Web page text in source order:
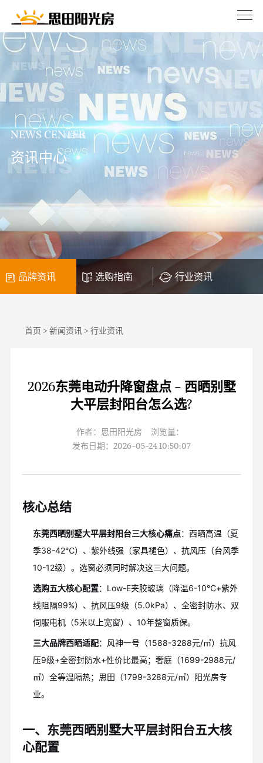
NEWS CENTER
资讯中心
品牌资讯 选购指南 行业资讯
首页 > 新闻资讯> 行业资讯
2026东莞电动升降窗盘点 - 西晒别墅
大平层封阳台怎么选?
作者：思田阳光房 浏览量：
发布日期：2026-05-24 10:50:07
核心总结
东莞西晒别墅大平层封阳台三大核心痛点：西晒高温（夏
季38-42℃）、紫外线强（家具褪色）、抗风压（台风季
10-12级）。选窗必须同时解决这三大问题。
选购五大核心配置：Low-E夹胶玻璃（降温6-10℃+紫外
线阻隔99%）、抗风压9级（5.0kPa）、全密封防水、双
伺服电机（5米以上宽窗）、10年整窗质保。
三大品牌西晒适配：风神一号（1588-3288元/㎡）抗风
压9级+全密封防水+性价比最高；奢庭（1699-2988元/
㎡）全等温隔热；思田（1799-3288元/㎡）阳光房专
业。
一、东莞西晒别墅大平层封阳台五大核
心配置